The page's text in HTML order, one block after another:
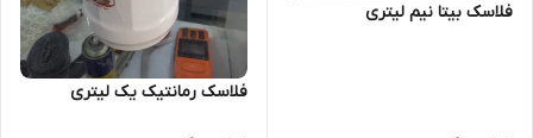
فلاسک بیتا نیم لیتری
فلاسک رمانتیک یک لیتری